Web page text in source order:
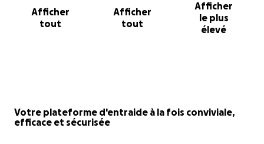
Afficher
tout
Afficher
tout
Afficher
le plus
élevé
Votre plateforme d'entraide à la fois conviviale,
efficace et sécurisée